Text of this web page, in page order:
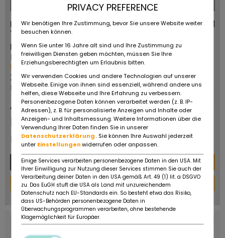
Harley Davidson ROAD KING
110TH° ANNIVERSARY
0 KM
Provider type:
Ruote da Sogno
More from this dealer
Zip code/Location:
Reggio Emilia
Vehicle type:
-
First registration:
2013
Advertisement
Price on
request
More details Message
Financing Calculator
powered bytarifcheck
PRIVACY PREFERENCE
Wir benötigen Ihre Zustimmung, bevor Sie unsere Website weiter
besuchen können.
Wenn Sie unter 16 Jahre alt sind und Ihre Zustimmung zu
freiwilligen Diensten geben möchten, müssen Sie Ihre
Erziehungsberechtigten um Erlaubnis bitten.
Wir verwenden Cookies und andere Technologien auf unserer
Webseite. Einige von ihnen sind essenziell, während andere uns
helfen, diese Webseite und Ihre Erfahrung zu verbessern.
Personenbezogene Daten können verarbeitet werden (z. B. IP-
Adressen), z. B. für personalisierte Anzeigen und Inhalte oder
Anzeigen- und Inhaltsmessung. Weitere Informationen über die
Verwendung Ihrer Daten finden Sie in unserer
Datenschutzerklärung. Sie können Ihre Auswahl jederzeit
unter Einstellungenwiderrufen oder anpassen.
Einige Services verarbeiten personenbezogene Daten in den USA. Mit
Ihrer Einwilligung zur Nutzung dieser Services stimmen Sie auch der
Verarbeitung deiner Daten in den USA gemäß Art. 49 (1) lit. a DSGVO
zu. Das EuGH stuft die USA als Land mit unzureichendem
Datenschutz nach EU-Standards ein. So besteht etwa das Risiko,
dass US-Behörden personenbezogene Daten in
Überwachungsprogrammen verarbeiten, ohne bestehende
Klagemöglichkeit für Europäer.